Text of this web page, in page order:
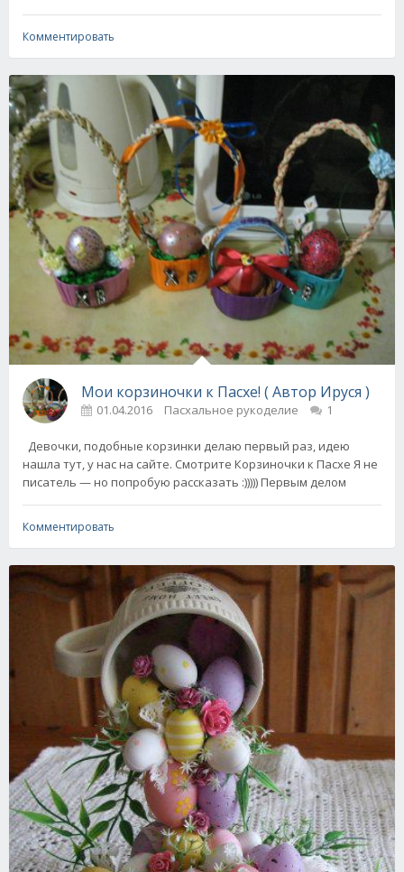
Комментировать
Мои корзиночки к Пасхе! ( Автор Ируся )
01.04.2016 Пасхальное рукоделие 1
Девочки, подобные корзинки делаю первый раз, идею
нашла тут, у нас на сайте. Смотрите Корзиночки к Пасхе Я не
писатель — но попробую рассказать :))))) Первым делом
Комментировать